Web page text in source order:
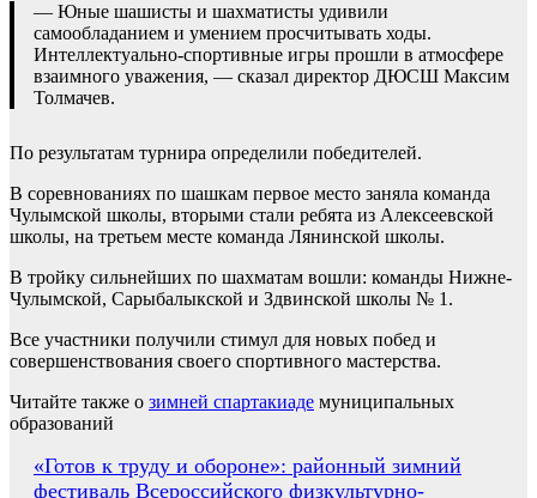
— Юные шашисты и шахматисты удивили
самообладанием и умением просчитывать ходы.
Интеллектуально-спортивные игры прошли в атмосфере
взаимного уважения, — сказал директор ДЮСШ Максим
Толмачев.
По результатам турнира определили победителей.
В соревнованиях по шашкам первое место заняла команда
Чулымской школы, вторыми стали ребята из Алексеевской
школы, на третьем месте команда Лянинской школы.
В тройку сильнейших по шахматам вошли: команды Нижне-
Чулымской, Сарыбалыкской и Здвинской школы № 1.
Все участники получили стимул для новых побед и
совершенствования своего спортивного мастерства.
Читайте также о зимней спартакиаде муниципальных
образований
Навигация
«Готов к труду и обороне»: районный зимний
фестиваль Всероссийского физкультурно-